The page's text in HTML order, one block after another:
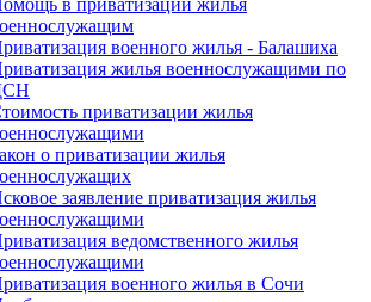
в приватизации жилья
военного жилья - Балашиха
жилья военнослужащими по
приватизации жилья
о приватизации жилья
заявление приватизация жилья
ведомственного жилья
военного жилья в Сочи